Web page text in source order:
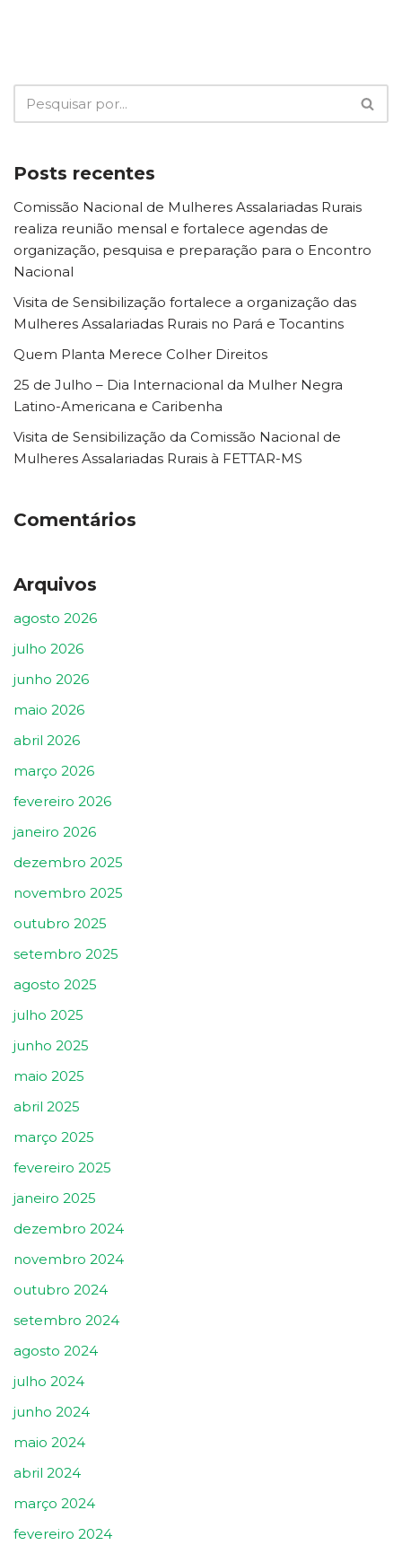
Posts recentes
Comissão Nacional de Mulheres Assalariadas Rurais
realiza reunião mensal e fortalece agendas de
organização, pesquisa e preparação para o Encontro
Nacional
Visita de Sensibilização fortalece a organização das
Mulheres Assalariadas Rurais no Pará e Tocantins
Quem Planta Merece Colher Direitos
25 de Julho – Dia Internacional da Mulher Negra
Latino-Americana e Caribenha
Visita de Sensibilização da Comissão Nacional de
Mulheres Assalariadas Rurais à FETTAR-MS
Comentários
Arquivos
agosto 2026
julho 2026
junho 2026
maio 2026
abril 2026
março 2026
fevereiro 2026
janeiro 2026
dezembro 2025
novembro 2025
outubro 2025
setembro 2025
agosto 2025
julho 2025
junho 2025
maio 2025
abril 2025
março 2025
fevereiro 2025
janeiro 2025
dezembro 2024
novembro 2024
outubro 2024
setembro 2024
agosto 2024
julho 2024
junho 2024
maio 2024
abril 2024
março 2024
fevereiro 2024